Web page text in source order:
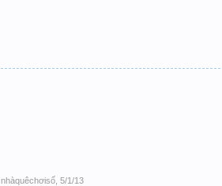
nhàquêchơisố 5/1/13